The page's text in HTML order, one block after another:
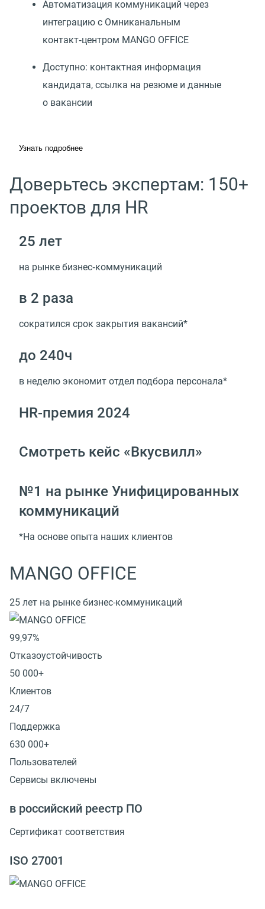
Автоматизация коммуникаций через
интеграцию с Омниканальным
контакт‑центром MANGO OFFICE
Доступно: контактная информация
кандидата, ссылка на резюме и данные
о вакансии
Узнать подробнее
Доверьтесь экспертам: 150+
проектов для HR
25 лет
на рынке бизнес‑коммуникаций
в 2 раза
сократился срок закрытия вакансий*
до 240ч
в неделю экономит отдел подбора персонала*
HR-премия 2024
Смотреть кейс «Вкусвилл»
№1 на рынке Унифицированных
коммуникаций
*На основе опыта наших клиентов
MANGO OFFICE
25 лет на рынке бизнес-коммуникаций
99,97%
Отказоустойчивость
50 000+
Клиентов
24/7
Поддержка
630 000+
Пользователей
Сервисы включены
в российский реестр ПО
Сертификат соответствия
ISO 27001